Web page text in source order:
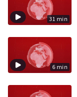
31 min
6 min